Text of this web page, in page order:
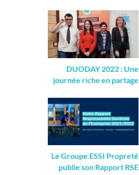
DUODAY 2022 : Une
journée riche en partage
Le Groupe ESSI Propreté
publie son Rapport RSE